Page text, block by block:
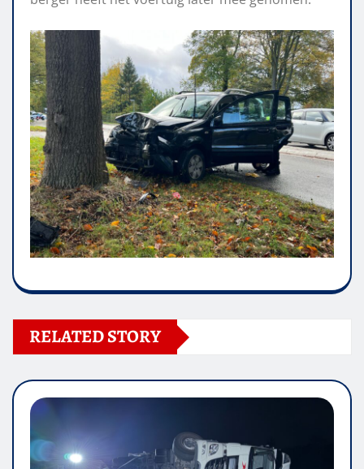
RELATED STORY